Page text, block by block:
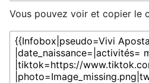
Vous pouvez voir et copier le